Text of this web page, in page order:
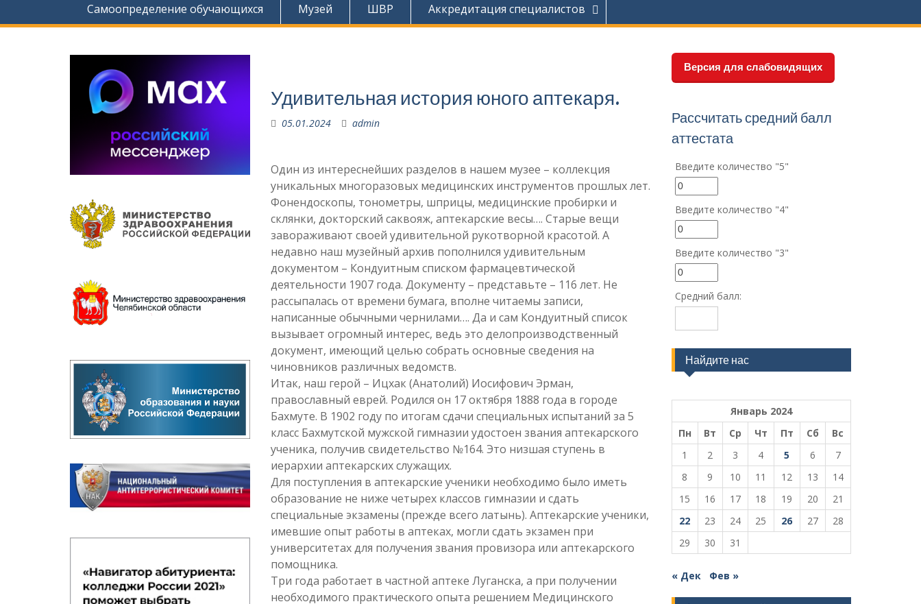
Самоопределение обучающихся
Музей ШВР Аккредитация специалистов
Удивительная история юного аптекаря.
05.01.2024 admin
Один из интереснейших разделов в нашем музее – коллекция
уникальных многоразовых медицинских инструментов прошлых лет.
Фонендоскопы, тонометры, шприцы, медицинские пробирки и
склянки, докторский саквояж, аптекарские весы…. Старые вещи
завораживают своей удивительной рукотворной красотой. А
недавно наш музейный архив пополнился удивительным
документом – Кондуитным списком фармацевтической
деятельности 1907 года. Документу – представьте – 116 лет. Не
рассыпалась от времени бумага, вполне читаемы записи,
написанные обычными чернилами…. Да и сам Кондуитный список
вызывает огромный интерес, ведь это делопроизводственный
документ, имеющий целью собрать основные сведения на
чиновников различных ведомств.
Итак, наш герой – Ицхак (Анатолий) Иосифович Эрман,
православный еврей. Родился он 17 октября 1888 года в городе
Бахмуте. В 1902 году по итогам сдачи специальных испытаний за 5
класс Бахмутской мужской гимназии удостоен звания аптекарского
ученика, получив свидетельство №164. Это низшая ступень в
иерархии аптекарских служащих.
Для поступления в аптекарские ученики необходимо было иметь
образование не ниже четырех классов гимназии и сдать
специальные экзамены (прежде всего латынь). Аптекарские ученики,
имевшие опыт работы в аптеках, могли сдать экзамен при
университетах для получения звания провизора или аптекарского
помощника.
Три года работает в частной аптеке Луганска, а при получении
необходимого практического опыта решением Медицинского
Версия для слабовидящих
Рассчитать средний балл
аттестата
Введите количество "5"
Введите количество "4"
Введите количество "3"
Средний балл:
Найдите нас
Январь 2024
Пн
Вт Ср Чт Пт Сб
Вс
1
2 3 4 5 6
7
8
9 10 11 12 13
14
15
16 17 18 19 20
21
22
23 24 25 26 27
28
29
30 31
« Дек Фев »